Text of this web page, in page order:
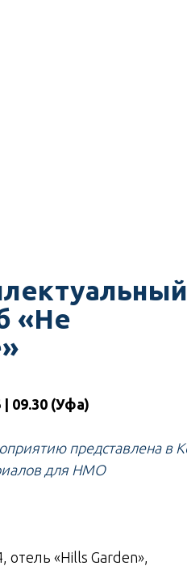
«Не
09.30 (Уфа)
представлена в
для НМО
отель «Hills Garden»,